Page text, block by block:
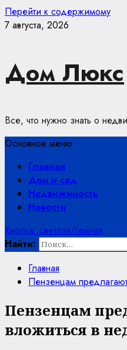
Перейти к содержимому
7 августа, 2026
Дом Люкс
Все, что нужно знать о
Основное меню
Главная
Дом и сад
Недвижимость
Новости
Кнопка: светлая/темная
Найти:
Главная
Пензенцам
Пензенцам
вложиться в